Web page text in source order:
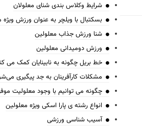
شرایط وکلاس بندی شنای معلولان
بسکتبال با ویلچر به عنوان ورزش ویژه
شنا ورزش جذاب معلولین
ورزش دومیدانی معلولین
خط بریل چگونه به نابینایان کمک می
مشکلات کارآفرینان به جد پیگیری
چگونه می توانیم با وجود معلولیت
انواع رشته ی پارا اسکی ویژه معلولین
آسیب شناسی ورزشی